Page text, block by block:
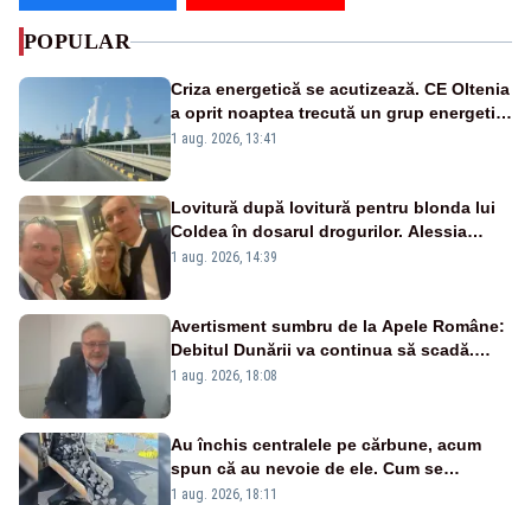
POPULAR
Criza energetică se acutizează. CE Oltenia
a oprit noaptea trecută un grup energetic
de la Rovinari
1 aug. 2026, 13:41
Lovitură după lovitură pentru blonda lui
Coldea în dosarul drogurilor. Alessia
Păcuraru explică decizia magistraților
1 aug. 2026, 14:39
Avertisment sumbru de la Apele Române:
Debitul Dunării va continua să scadă.
Cernavodă s-ar putea închide în 4 zile
1 aug. 2026, 18:08
Au închis centralele pe cărbune, acum
spun că au nevoie de ele. Cum se
pasează vina în plină criză energetică
1 aug. 2026, 18:11